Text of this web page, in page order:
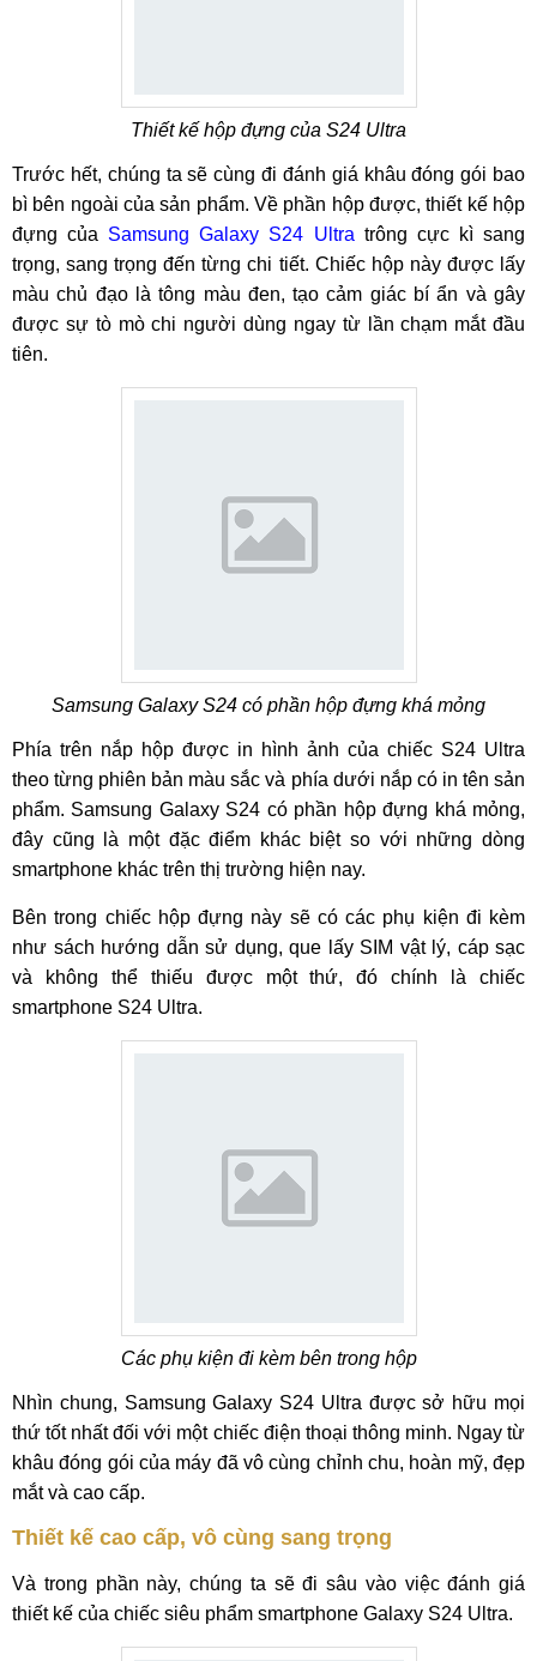
Thiết kế hộp đựng của S24 Ultra
Trước hết, chúng ta sẽ cùng đi đánh giá khâu đóng gói bao
bì bên ngoài của sản phẩm. Về phần hộp được, thiết kế hộp
đựng của Samsung Galaxy S24 Ultra trông cực kì sang
trọng, sang trọng đến từng chi tiết. Chiếc hộp này được lấy
màu chủ đạo là tông màu đen, tạo cảm giác bí ẩn và gây
được sự tò mò chi người dùng ngay từ lần chạm mắt đầu
tiên.
Samsung Galaxy S24 có phần hộp đựng khá mỏng
Phía trên nắp hộp được in hình ảnh của chiếc S24 Ultra
theo từng phiên bản màu sắc và phía dưới nắp có in tên sản
phẩm. Samsung Galaxy S24 có phần hộp đựng khá mỏng,
đây cũng là một đặc điểm khác biệt so với những dòng
smartphone khác trên thị trường hiện nay.
Bên trong chiếc hộp đựng này sẽ có các phụ kiện đi kèm
như sách hướng dẫn sử dụng, que lấy SIM vật lý, cáp sạc
và không thể thiếu được một thứ, đó chính là chiếc
smartphone S24 Ultra.
Các phụ kiện đi kèm bên trong hộp
Nhìn chung, Samsung Galaxy S24 Ultra được sở hữu mọi
thứ tốt nhất đối với một chiếc điện thoại thông minh. Ngay từ
khâu đóng gói của máy đã vô cùng chỉnh chu, hoàn mỹ, đẹp
mắt và cao cấp.
Thiết kế cao cấp, vô cùng sang trọng
Và trong phần này, chúng ta sẽ đi sâu vào việc đánh giá
thiết kế của chiếc siêu phẩm smartphone Galaxy S24 Ultra.